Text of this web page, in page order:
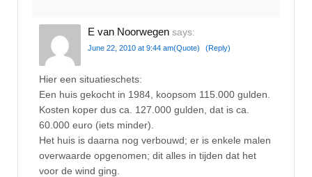
E van Noorwegen says:
June 22, 2010 at 9:44 am(Quote) (Reply)
Hier een situatieschets:
Een huis gekocht in 1984, koopsom 115.000 gulden.
Kosten koper dus ca. 127.000 gulden, dat is ca.
60.000 euro (iets minder).
Het huis is daarna nog verbouwd; er is enkele malen
overwaarde opgenomen; dit alles in tijden dat het
voor de wind ging.